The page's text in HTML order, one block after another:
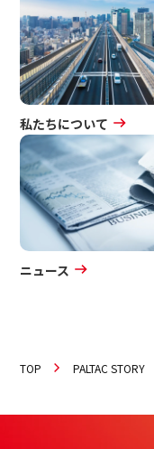
私たちについて
ニュース
TOP PALTAC STORY